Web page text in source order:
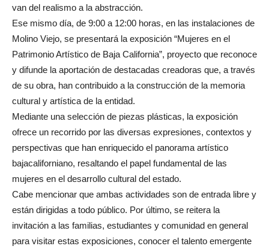
van del realismo a la abstracción.
Ese mismo día, de 9:00 a 12:00 horas, en las instalaciones de
Molino Viejo, se presentará la exposición “Mujeres en el
Patrimonio Artístico de Baja California”, proyecto que reconoce
y difunde la aportación de destacadas creadoras que, a través
de su obra, han contribuido a la construcción de la memoria
cultural y artística de la entidad.
Mediante una selección de piezas plásticas, la exposición
ofrece un recorrido por las diversas expresiones, contextos y
perspectivas que han enriquecido el panorama artístico
bajacaliforniano, resaltando el papel fundamental de las
mujeres en el desarrollo cultural del estado.
Cabe mencionar que ambas actividades son de entrada libre y
están dirigidas a todo público. Por último, se reitera la
invitación a las familias, estudiantes y comunidad en general
para visitar estas exposiciones, conocer el talento emergente